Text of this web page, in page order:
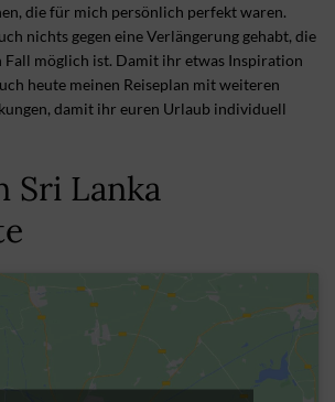
die für mich persönlich perfekt waren.
nichts gegen eine Verlängerung gehabt, die
Fall möglich ist. Damit ihr etwas Inspiration
heute meinen Reiseplan mit weiteren
damit ihr euren Urlaub individuell
Sri Lanka